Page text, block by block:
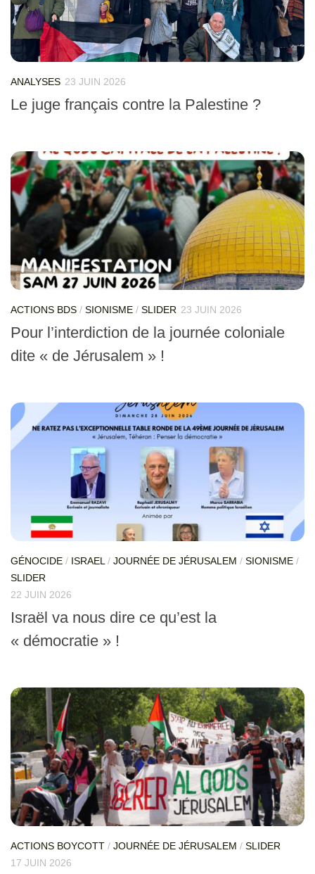
ANALYSES 23 JUIN 2026
Le juge français contre la Palestine ?
ACTIONS BDS / SIONISME / SLIDER 23 JUIN 2026
Pour l’interdiction de la journée coloniale
dite « de Jérusalem » !
GÉNOCIDE / ISRAEL / JOURNÉE DE JÉRUSALEM / SIONISME /
SLIDER
22 JUIN 2026
Israël va nous dire ce qu’est la
« démocratie » !
ACTIONS BOYCOTT / JOURNÉE DE JÉRUSALEM / SLIDER
17 JUIN 2026